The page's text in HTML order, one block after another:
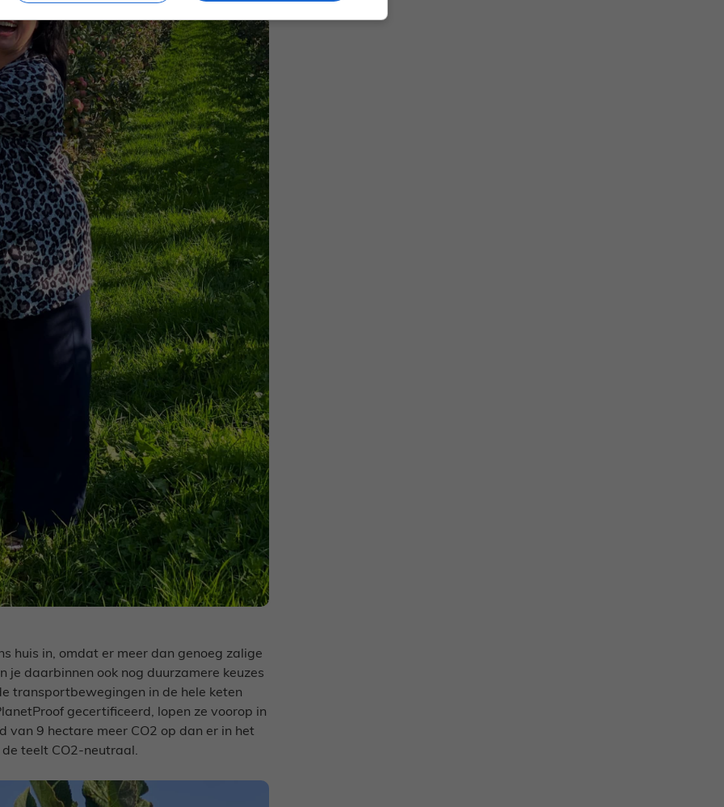
huis in, omdat er meer dan genoeg zalige
je daarbinnen ook nog duurzamere keuzes
transportbewegingen in de hele keten
gecertificeerd, lopen ze voorop in
van 9 hectare meer CO2 op dan er in het
teelt CO2-neutraal.